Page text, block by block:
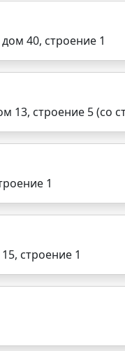
40, строение 1
13, строение 5 (со
1
строение 1